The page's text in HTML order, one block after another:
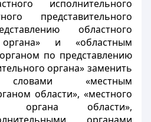
исполнительного
представительного
областного
органа» и «областным
по представлению
органа» заменить
словами «местным
области», «местного
органа области»,